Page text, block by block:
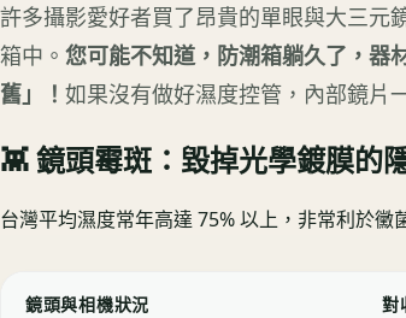
許多攝影愛好者買了昂貴的單眼與大三元
箱中。 您可能不知道，防潮箱躺久了，器
舊」！ 如果沒有做好濕度控管，內部鏡片
👾 鏡頭霉斑：毀掉光學鍍膜的
台灣平均濕度常年高達 75% 以上，非常利於
鏡頭與相機狀況 對